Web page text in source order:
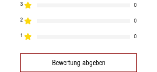
gesättigt
davon Zucker
Proteine
30,93
3 0
2 0
1 0
Bewertung abgeben